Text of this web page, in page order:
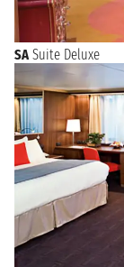
SA Suite Deluxe